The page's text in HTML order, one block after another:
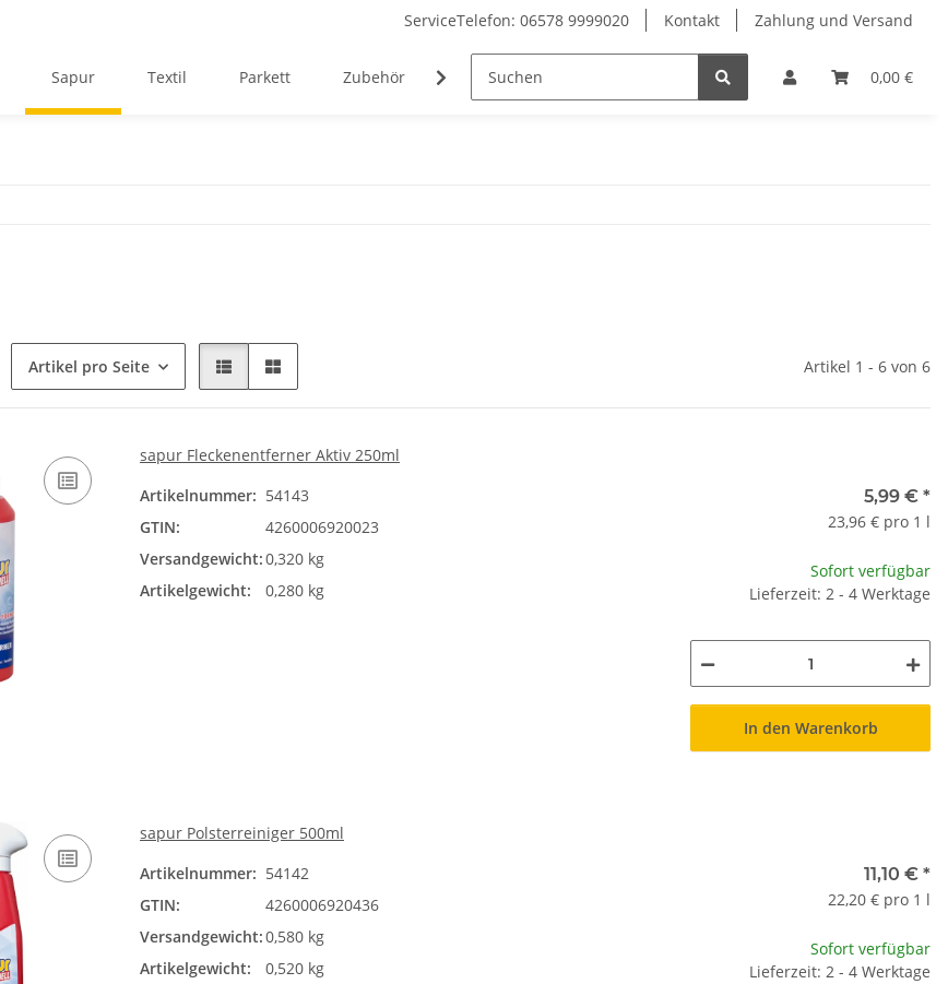
ServiceTelefon: 06578 9999020 Kontakt Zahlung und Versand
0,00 €
Sapur Textil Parkett Zubehör Geräte & Ersatzteile
Artikel pro Seite Artikel 1 - 6 von 6
sapur Fleckenentferner Aktiv 250ml
Artikelnummer: 54143
GTIN:
4260006920023
Versandgewicht:0,320 kg
Artikelgewicht:
0,280 kg
5,99 € *
23,96 € pro 1 l
Sofort verfügbar
Lieferzeit: 2 - 4 Werktage
In den Warenkorb
sapur Polsterreiniger 500ml
Artikelnummer: 54142
GTIN:
4260006920436
Versandgewicht:0,580 kg
Artikelgewicht:
0,520 kg
11,10 € *
22,20 € pro 1 l
Sofort verfügbar
Lieferzeit: 2 - 4 Werktage